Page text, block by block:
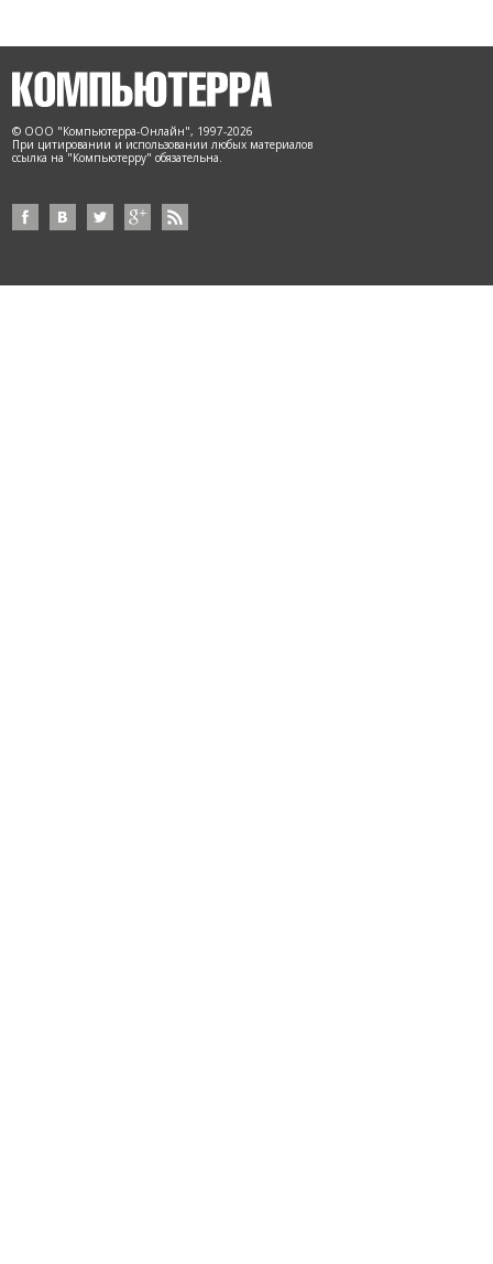
© ООО "Компьютерра-Онлайн", 1997-2026
При цитировании и использовании любых материалов
ссылка на "Компьютерру" обязательна.